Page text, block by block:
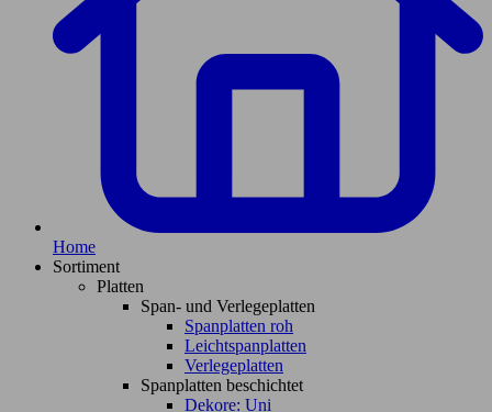
Home
Sortiment
Platten
Span- und Verlegeplatten
Spanplatten roh
Leichtspanplatten
Verlegeplatten
Spanplatten beschichtet
Dekore: Uni